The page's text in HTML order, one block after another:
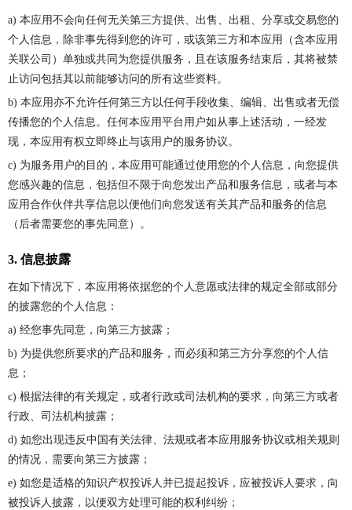
a) 本应用不会向任何无关第三方提供、出售、出租、分享或交易您的
个人信息，除非事先得到您的许可，或该第三方和本应用（含本应用
关联公司）单独或共同为您提供服务，且在该服务结束后，其将被禁
止访问包括其以前能够访问的所有这些资料。
b) 本应用亦不允许任何第三方以任何手段收集、编辑、出售或者无偿
传播您的个人信息。任何本应用平台用户如从事上述活动，一经发
现，本应用有权立即终止与该用户的服务协议。
c) 为服务用户的目的，本应用可能通过使用您的个人信息，向您提供
您感兴趣的信息，包括但不限于向您发出产品和服务信息，或者与本
应用合作伙伴共享信息以便他们向您发送有关其产品和服务的信息
（后者需要您的事先同意）。
3. 信息披露
在如下情况下，本应用将依据您的个人意愿或法律的规定全部或部分
的披露您的个人信息：
a) 经您事先同意，向第三方披露；
b) 为提供您所要求的产品和服务，而必须和第三方分享您的个人信
息；
c) 根据法律的有关规定，或者行政或司法机构的要求，向第三方或者
行政、司法机构披露；
d) 如您出现违反中国有关法律、法规或者本应用服务协议或相关规则
的情况，需要向第三方披露；
e) 如您是适格的知识产权投诉人并已提起投诉，应被投诉人要求，向
被投诉人披露，以便双方处理可能的权利纠纷；